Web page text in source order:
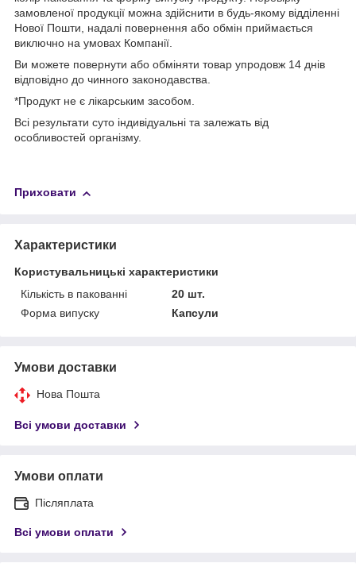
замовленої продукції можна здійснити в будь-якому відділенні
Нової Пошти, надалі повернення або обмін приймається
виключно на умовах Компанії.
Ви можете повернути або обміняти товар упродовж 14 днів
відповідно до чинного законодавства.
*Продукт не є лікарським засобом.
Всі результати суто індивідуальні та залежать від
особливостей організму.
Приховати
Характеристики
Користувальницькі характеристики
Кількість в пакованні
20 шт.
Форма випуску
Капсули
Умови доставки
Нова Пошта
Всі умови доставки
Умови оплати
Післяплата
Всі умови оплати